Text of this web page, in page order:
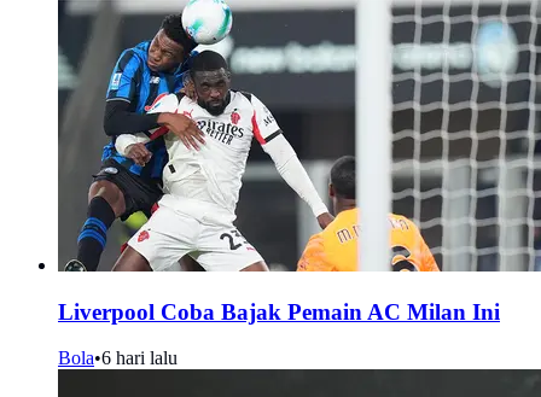
Liverpool Coba Bajak Pemain AC Milan Ini
Bola•6 hari lalu